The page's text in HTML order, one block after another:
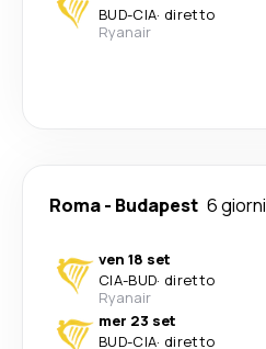
BUD-CIA· diretto
Ryanair
Roma- Budapest 6 giorni
ven 18 set
CIA-BUD· diretto
Ryanair
mer 23 set
BUD-CIA· diretto